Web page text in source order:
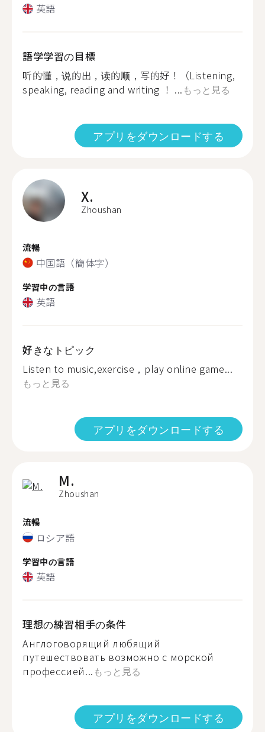
英語
語学学習の目標
听的懂，说的出，读的顺，写的好！（Listening,
speaking, reading and writing ！ ... もっと見る
アプリをダウンロードする
X.
Zhoushan
流暢
中国語（簡体字）
学習中の言語
英語
好きなトピック
Listen to music,exercise，play online game...
もっと見る
アプリをダウンロードする
M.
Zhoushan
流暢
ロシア語
学習中の言語
英語
理想の練習相手の条件
Англоговорящий любящий
путешествовать возможно с морской
профессией... もっと見る
アプリをダウンロードする